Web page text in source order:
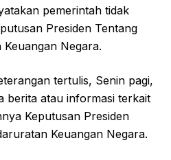
pemerintah tidak
Presiden Tentang
Negara.
tertulis, Senin pagi,
berita atau informasi terkait
Keputusan Presiden
Keuangan Negara.